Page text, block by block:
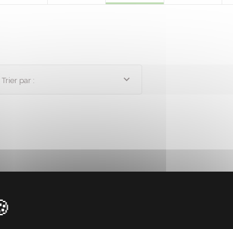
Trier par :